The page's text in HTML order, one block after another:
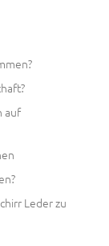
auf
Leder zu